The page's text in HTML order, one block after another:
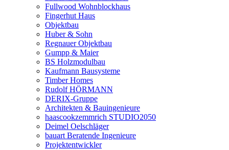
Fullwood Wohnblockhaus
Fingerhut Haus
Objektbau
Huber & Sohn
Regnauer Objektbau
Gumpp & Maier
BS Holzmodulbau
Kaufmann Bausysteme
Timber Homes
Rudolf HÖRMANN
DERIX-Gruppe
Architekten & Bauingenieure
haascookzemmrich STUDIO2050
Deimel Oelschläger
bauart Beratende Ingenieure
Projektentwickler